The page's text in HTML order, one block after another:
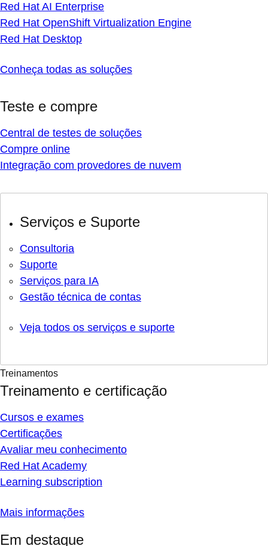
Red Hat AI Enterprise
Red Hat OpenShift Virtualization Engine
Red Hat Desktop
Conheça todas as soluções
Teste e compre
Central de testes de soluções
Compre online
Integração com provedores de nuvem
Serviços e Suporte
Consultoria
Suporte
Serviços para IA
Gestão técnica de contas
Veja todos os serviços e suporte
Treinamentos
Treinamento e certificação
Cursos e exames
Certificações
Avaliar meu conhecimento
Red Hat Academy
Learning subscription
Mais informações
Em destaque